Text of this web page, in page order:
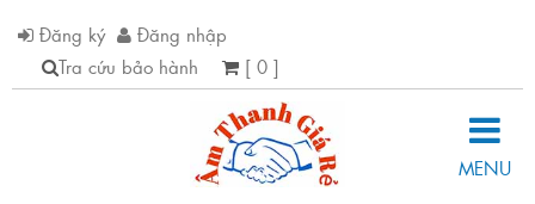
Đăng ký
Đăng nhập
Tra cứu bảo hành
[ 0 ]
MENU